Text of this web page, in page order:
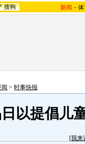
搜狗 新闻 -
闻 > 时事快报
以提倡儿
[我来